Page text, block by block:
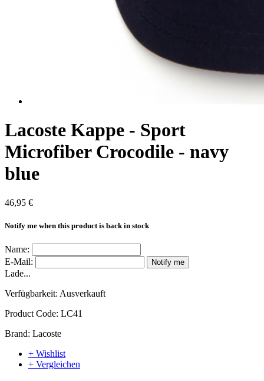
Lacoste Kappe - Sport
Microfiber Crocodile - navy
blue
46,95 €
Notify me when this product is back in stock
Name:
E-Mail:
Notify me
Lade...
Verfügbarkeit: Ausverkauft
Product Code: LC41
Brand: Lacoste
+ Wishlist
+ Vergleichen